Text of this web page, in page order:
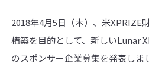
2018年4月5日（木）、米XPRIZE
構築を目的として、新しいLunar
のスポンサー企業募集を発表し